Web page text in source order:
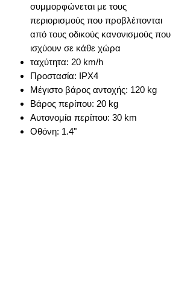
συμμορφώνεται με τους
περιορισμούς που προβλέπονται
από τους οδικούς κανονισμούς που
ισχύουν σε κάθε χώρα
ταχύτητα: 20 km/h
Προστασία: IPX4
Μέγιστο βάρος αντοχής: 120 kg
Βάρος περίπου: 20 kg
Αυτονομία περίπου: 30 km
Οθόνη: 1.4"